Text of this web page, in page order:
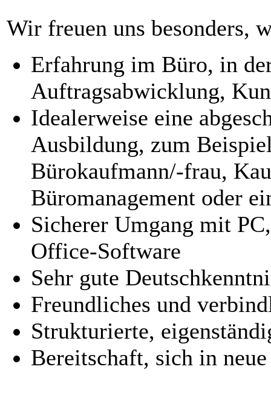
Wir freuen uns besonders,
Erfahrung im Büro, in
Auftragsabwicklung,
Idealerweise eine
Ausbildung, zum
Bürokaufmann/-frau,
Büromanagement oder
Sicherer Umgang mit
Office-Software
Sehr gute
Freundliches und
Strukturierte,
Bereitschaft, sich in